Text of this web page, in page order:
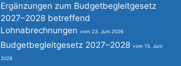
Ergänzungen zum Budgetbegleitgesetz
2027–2028 betreffend
Lohnabrechnungen
23. Juni 2026
Budgetbegleitgesetz 2027–2028 15. Juni
2026